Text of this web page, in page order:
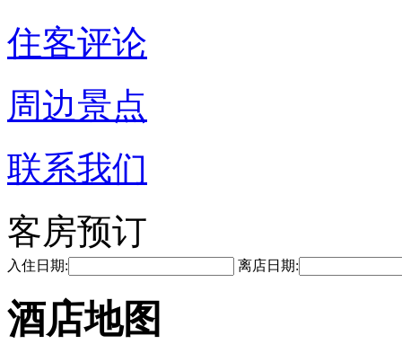
住客评论
周边景点
联系我们
客房预订
入住日期: 离店日期:
酒店地图